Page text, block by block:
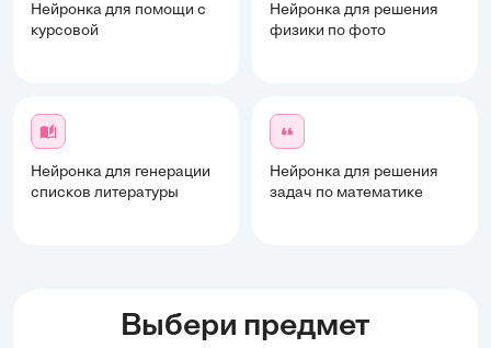
Нейронка для помощи с
курсовой
Нейронка для решения
физики по фото
Нейронка для генерации
списков литературы
Нейронка для решения
задач по математике
Выбери предмет